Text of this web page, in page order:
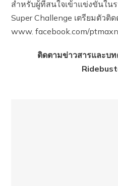
สำหรับผู้ที่สนใจเข้าแข่งขันใน
Super Challenge เตรียมตัวติ
www. facebook.com/
ติดตามข่าวสารและบท